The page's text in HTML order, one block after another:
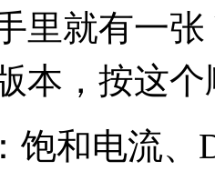
里就有一
本，按这
饱和电流、